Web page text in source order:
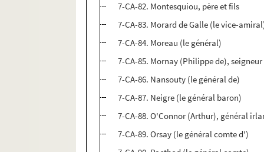
7-CA-82. Montesquiou, père et fils
7-CA-83. Morard de Galle (le vice-
7-CA-84. Moreau (le général)
7-CA-85. Mornay (Philippe de),
7-CA-86. Nansouty (le général de)
7-CA-87. Neigre (le général baron)
7-CA-88. O'Connor (Arthur), général
7-CA-89. Orsay (le général comte d')